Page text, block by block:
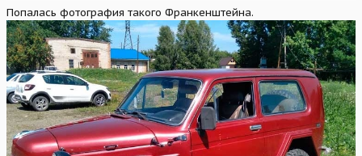
Попалась фотография такого Франкенштейна.